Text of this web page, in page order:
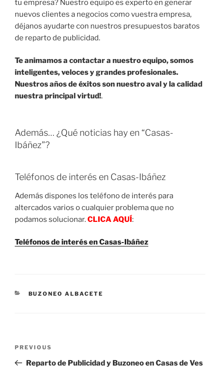
tu empresa? Nuestro equipo es experto en generar
nuevos clientes a negocios como vuestra empresa,
déjanos ayudarte con nuestros presupuestos baratos
de reparto de publicidad.
Te animamos a contactar a nuestro equipo, somos
inteligentes, veloces y grandes profesionales.
Nuestros años de éxitos son nuestro aval y la calidad
nuestra principal virtud!.
Además… ¿Qué noticias hay en “Casas-
Ibáñez”?
Teléfonos de interés en Casas-Ibáñez
Además dispones los teléfono de interés para
altercados varios o cualquier problema que no
podamos solucionar.CLICA AQUÍ:
Teléfonos de interés en Casas-Ibáñez
CATEGORIES
BUZONEO ALBACETE
Previous
Post
PREVIOUS
Reparto de Publicidad y Buzoneo en Casas de Ves